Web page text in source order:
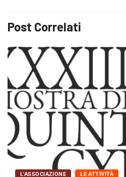
Post Correlati
L'ASSOCIAZIONE LE ATTIVITÀ